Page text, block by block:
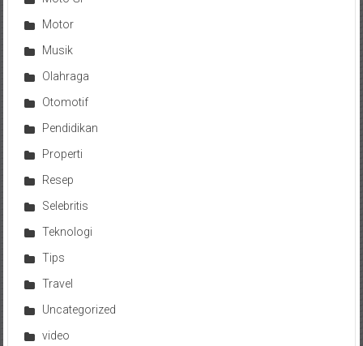
Motor
Musik
Olahraga
Otomotif
Pendidikan
Properti
Resep
Selebritis
Teknologi
Tips
Travel
Uncategorized
video